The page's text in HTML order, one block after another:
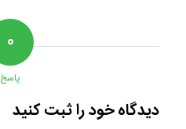
۰
پاسخ
دیدگاه خود را ثبت کنید